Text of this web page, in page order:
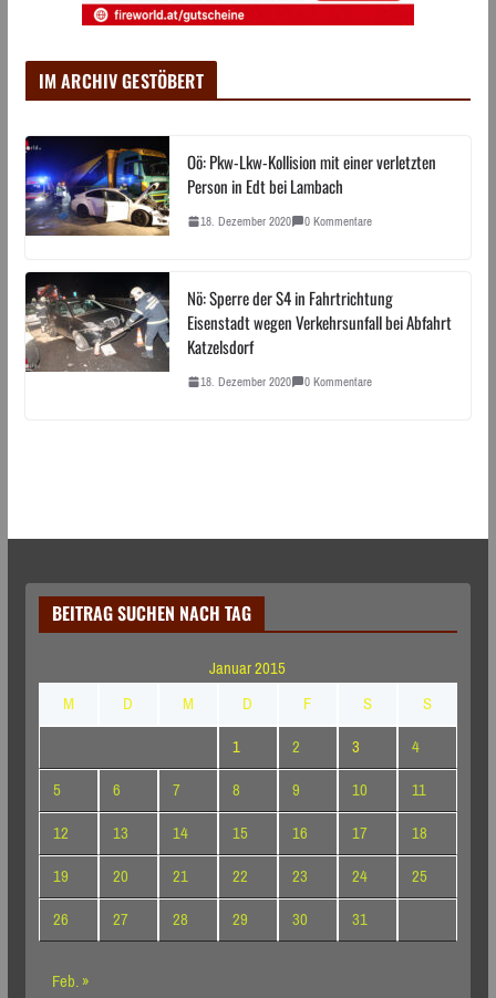
IM ARCHIV GESTÖBERT
Oö: Pkw-Lkw-Kollision mit einer verletzten
Person in Edt bei Lambach
18. Dezember 2020 0 Kommentare
Nö: Sperre der S4 in Fahrtrichtung
Eisenstadt wegen Verkehrsunfall bei Abfahrt
Katzelsdorf
18. Dezember 2020 0 Kommentare
BEITRAG SUCHEN NACH TAG
Januar 2015
M
D M D F S
S
1
2 3
4
5
6 7 8 9 10
11
12
13 14 15 16 17
18
19
20 21 22 23 24
25
26
27 28 29 30
31
Feb. »